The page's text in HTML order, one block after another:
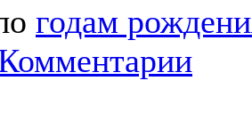
годам